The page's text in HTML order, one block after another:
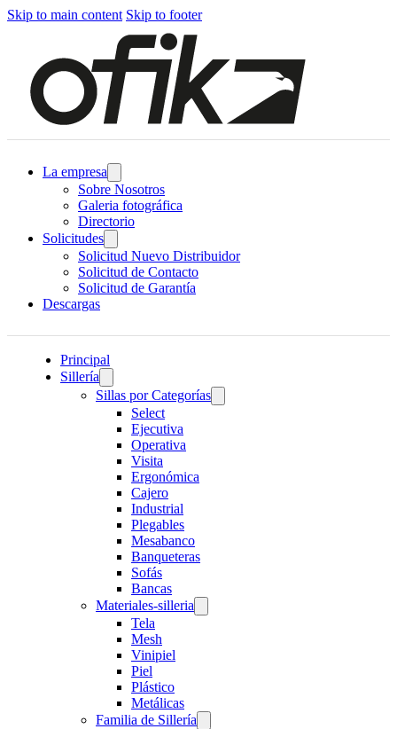
Skip to main content Skip to footer
La empresa
Sobre Nosotros
Galeria fotográfica
Directorio
Solicitudes
Solicitud Nuevo Distribuidor
Solicitud de Contacto
Solicitud de Garantía
Descargas
Principal
Sillería
Sillas por Categorías
Select
Ejecutiva
Operativa
Visita
Ergonómica
Cajero
Industrial
Plegables
Mesabanco
Banqueteras
Sofás
Bancas
Materiales-silleria
Tela
Mesh
Vinipiel
Piel
Plástico
Metálicas
Familia de Sillería